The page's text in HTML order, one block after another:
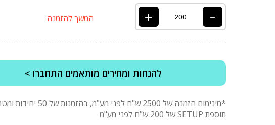
-
+ המשך להזמנה
להנחות ומחירים מותאמים התחברו >
*מינימום הזמנה של 2500 ש"ח לפני מע"מ,
תוספת SETUP של 200 ש"ח לפני מע"מ